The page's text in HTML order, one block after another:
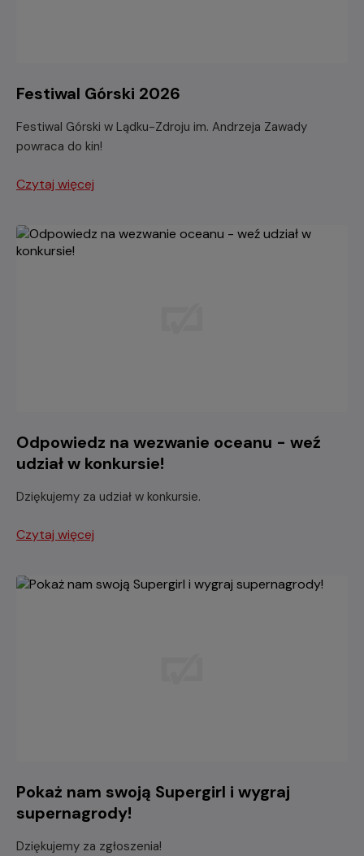
Festiwal Górski 2026
Festiwal Górski w Lądku-Zdroju im. Andrzeja Zawady
powraca do kin!
Czytaj więcej
Odpowiedz na wezwanie oceanu - weź
udział w konkursie!
Dziękujemy za udział w konkursie.
Czytaj więcej
Pokaż nam swoją Supergirl i wygraj
supernagrody!
Dziękujemy za zgłoszenia!